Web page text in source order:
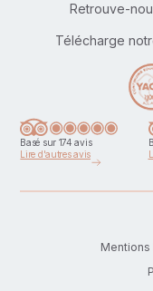
Retrouve-
Télécharge
Basé sur 174 avis
Lire d'autres avis